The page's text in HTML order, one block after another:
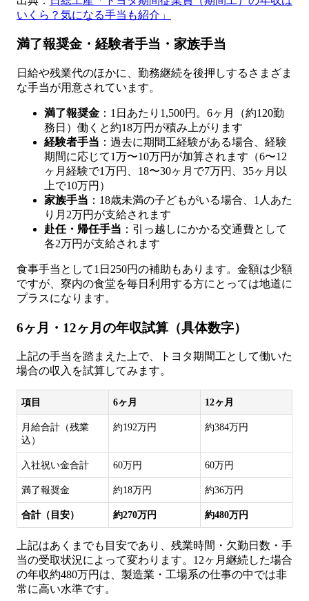
いくら？気になる手当も紹介」
満了報奨金・経験者手当・家族手当
日給や残業代のほかに、勤務継続を後押しするさまざま
な手当が用意されています。
満了報奨金 ：1日あたり1,500円。6ヶ月（約120勤
務日）働くと約18万円が積み上がります
経験者手当 ：過去に期間工経験がある場合、経験
期間に応じて1万〜10万円が加算されます（6〜12
ヶ月経験で1万円、18〜30ヶ月で7万円、35ヶ月以
上で10万円）
家族手当 ：18歳未満の子どもがいる場合、1人あた
り月2万円が支給されます
赴任・帰任手当 ：引っ越しにかかる交通費として
各2万円が支給されます
食事手当として1日250円の補助もあります。金額は少額
ですが、寮内の食堂を毎日利用する方にとっては地道に
プラスになります。
6ヶ月・12ヶ月の年収試算（具体数字）
上記の手当を踏まえた上で、トヨタ期間工として働いた
場合の収入を試算してみます。
項目 6ヶ月 12ヶ月
月給合計（残業
込）
約192万円 約384万円
入社祝い金合計 60万円 60万円
満了報奨金 約18万円 約36万円
合計（目安） 約270万円 約480万円
上記はあくまでも目安であり、残業時間・欠勤日数・手
当の受取状況によって変わります。12ヶ月継続した場合
の年収約480万円は、製造業・工場系の仕事の中では非
常に高い水準です。